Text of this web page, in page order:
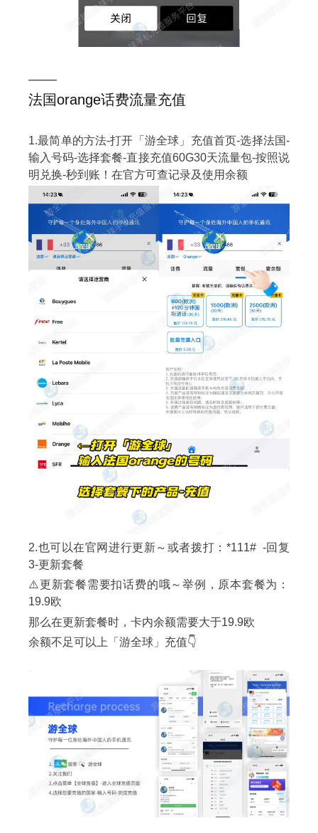
——
法国orange话费流量充值
1.最简单的方法-打开「游全球」充值首页-选择法国-
输入号码-选择套餐-直接充值60G30天流量包-按照说
明兑换-秒到账！在官方可查记录及使用余额
2.也可以在官网进行更新～或者拨打：*111# -回复
3-更新套餐
⚠️更新套餐需要扣话费的哦～举例，原本套餐为：
19.9欧
那么在更新套餐时，卡内余额需要大于19.9欧
余额不足可以上「游全球」充值👇